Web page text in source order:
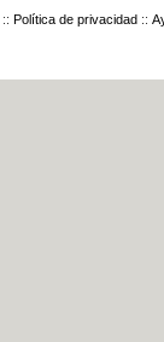
:: Política de privacidad ::